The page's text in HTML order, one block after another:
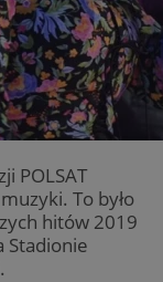
POLSAT
To było
hitów 2019
Stadionie